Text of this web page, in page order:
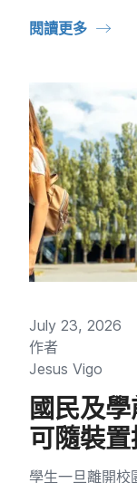
閱讀​更多
July 23, 2026
作​者
Jesus Vigo
國民​及​
可​隨​裝
學生​一旦​離開​校